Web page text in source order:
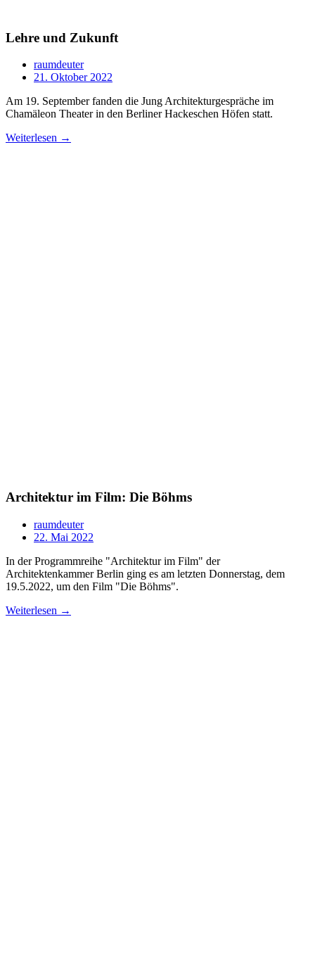
Lehre und Zukunft
raumdeuter
21. Oktober 2022
Am 19. September fanden die Jung Architekturgespräche im
Chamäleon Theater in den Berliner Hackeschen Höfen statt.
Weiterlesen →
Architektur im Film: Die Böhms
raumdeuter
22. Mai 2022
In der Programmreihe "Architektur im Film" der
Architektenkammer Berlin ging es am letzten Donnerstag, dem
19.5.2022, um den Film "Die Böhms".
Weiterlesen →